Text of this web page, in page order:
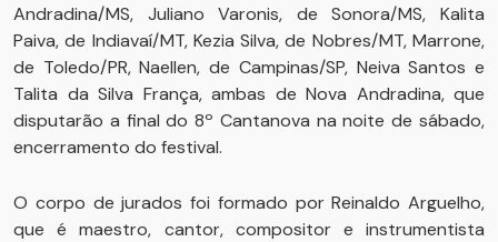
Andradina/MS, Juliano Varonis, de Sonora/MS, Kalita
Paiva, de Indiavaí/MT, Kezia Silva, de Nobres/MT, Marrone,
de Toledo/PR, Naellen, de Campinas/SP, Neiva Santos e
Talita da Silva França, ambas de Nova Andradina, que
disputarão a final do 8º Cantanova na noite de sábado,
encerramento do festival.
O corpo de jurados foi formado por Reinaldo Arguelho,
que é maestro, cantor, compositor e instrumentista